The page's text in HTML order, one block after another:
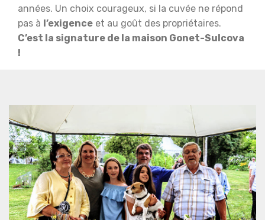
années. Un choix courageux, si la cuvée ne répond
pas à l’exigence et au goût des propriétaires.
C’est la signature de la maison Gonet-Sulcova
!